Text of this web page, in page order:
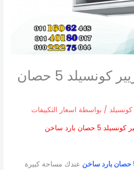
سعر تكييف كاريير كونسيلد 5 حصان
كونسيلد / بواسطة اسعار التكييفات
حصان بارد ساخن
عندك مساحة كبيرة